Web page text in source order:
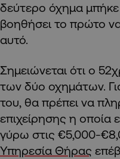
δεύτερο όχημα
βοηθήσει το πρώτο να
αυτό.
Σημειώνεται ότι ο
των δύο οχημάτων.
του, θα πρέπει να
επιχείρησης η οποία
γύρω στις €5,000-
Υπηρεσία Θήρας